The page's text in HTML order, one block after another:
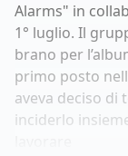
Alarms" in
1° luglio. Il
brano per
primo posto
aveva deciso di
inciderlo